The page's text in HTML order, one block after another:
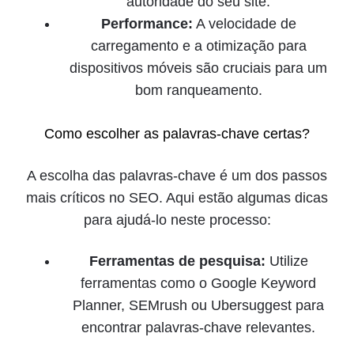
Performance: A velocidade de
carregamento e a otimização para
dispositivos móveis são cruciais para um
bom ranqueamento.
Como escolher as palavras-chave certas?
A escolha das palavras-chave é um dos passos
mais críticos no SEO. Aqui estão algumas dicas
para ajudá-lo neste processo:
Ferramentas de pesquisa: Utilize
ferramentas como o Google Keyword
Planner, SEMrush ou Ubersuggest para
encontrar palavras-chave relevantes.